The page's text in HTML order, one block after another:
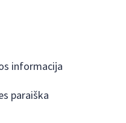
informacija
paraiška